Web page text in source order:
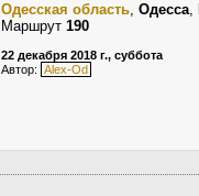
Одесская область, Одесса,
Маршрут 190
22 декабря 2018 г., суббота
Автор: Alex-Od